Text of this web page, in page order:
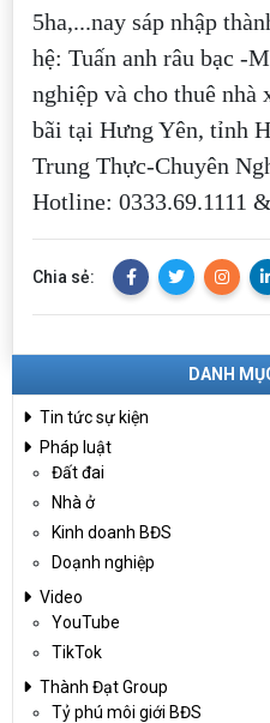
5ha,...nay sáp nhập
hệ: Tuấn anh râu bạc -
nghiệp và cho thuê
bãi tại Hưng Yên, tỉnh
Trung Thực-Chuyên
Hotline: 0333.69.1111
Chia sẻ:
DANH
Tin tức sự kiện
Pháp luật
Đất đai
Nhà ở
Kinh doanh BĐS
Doạnh nghiệp
Video
YouTube
TikTok
Thành Đạt Group
Tỷ phú môi giới BĐS